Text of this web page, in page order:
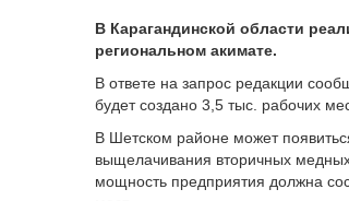
В Карагандинской области
региональном акимате.
В ответе на запрос редакции
будет создано 3,5 тыс. рабочих
В Шетском районе может
выщелачивания вторичных
мощность предприятия должна